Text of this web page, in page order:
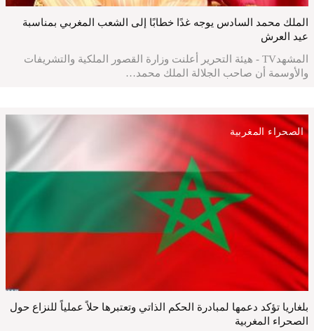
الملك محمد السادس يوجه غدًا خطابًا إلى الشعب المغربي بمناسبة
عيد العرش
المشهدTV - هيئة التحرير أعلنت وزارة القصور الملكية والتشريفات
والأوسمة أن صاحب الجلالة الملك محمد…
الصحراء المغربية
بلغاريا تؤكد دعمها لمبادرة الحكم الذاتي وتعتبرها حلاً عملياً للنزاع حول
الصحراء المغربية